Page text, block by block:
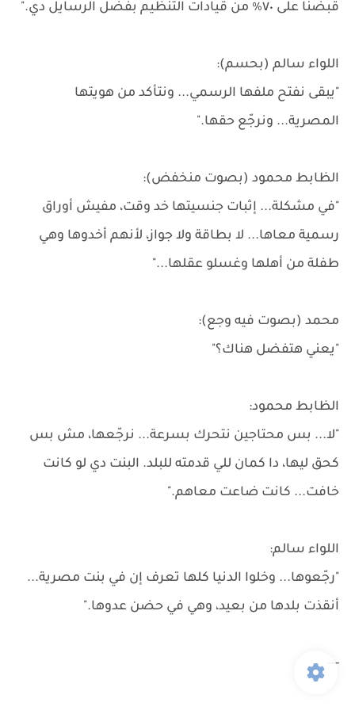
قبضنا على ٧٠٪ من قيادات التنظيم بفضل الرسايل دي."
اللواء سالم (بحسم):
"يبقى نفتح ملفها الرسمي... ونتأكد من هويتها
المصرية... ونرجّع حقها."
الظابط محمود (بصوت منخفض):
"في مشكلة... إثبات جنسيتها خد وقت، مفيش أوراق
رسمية معاها... لا بطاقة ولا جواز، لأنهم أخدوها وهي
طفلة من أهلها وغسلو عقلها..."
محمد (بصوت فيه وجع):
"يعني هتفضل هناك؟"
الظابط محمود:
"لا... بس محتاجين نتحرك بسرعة... نرجّعها، مش بس
كحق ليها، دا كمان للي قدمته للبلد. البنت دي لو كانت
خافت... كانت ضاعت معاهم."
اللواء سالم:
"رجّعوها... وخلوا الدنيا كلها تعرف إن في بنت مصرية...
أنقذت بلدها من بعيد، وهي في حضن عدوها."
---